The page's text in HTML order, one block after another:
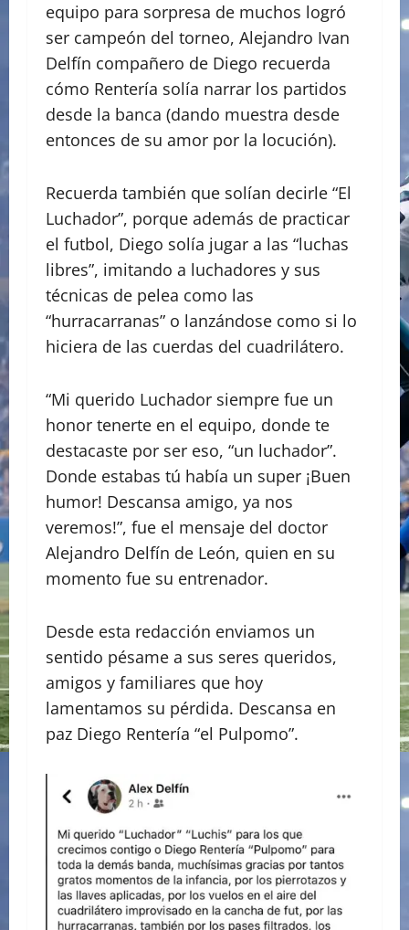
equipo para sorpresa de muchos logró
ser campeón del torneo, Alejandro Ivan
Delfín compañero de Diego recuerda
cómo Rentería solía narrar los partidos
desde la banca (dando muestra desde
entonces de su amor por la locución).
Recuerda también que solían decirle “El
Luchador”, porque además de practicar
el futbol, Diego solía jugar a las “luchas
libres”, imitando a luchadores y sus
técnicas de pelea como las
“hurracarranas” o lanzándose como si lo
hiciera de las cuerdas del cuadrilátero.
“Mi querido Luchador siempre fue un
honor tenerte en el equipo, donde te
destacaste por ser eso, “un luchador”.
Donde estabas tú había un super ¡Buen
humor! Descansa amigo, ya nos
veremos!”, fue el mensaje del doctor
Alejandro Delfín de León, quien en su
momento fue su entrenador.
Desde esta redacción enviamos un
sentido pésame a sus seres queridos,
amigos y familiares que hoy
lamentamos su pérdida. Descansa en
paz Diego Rentería “el Pulpomo”.